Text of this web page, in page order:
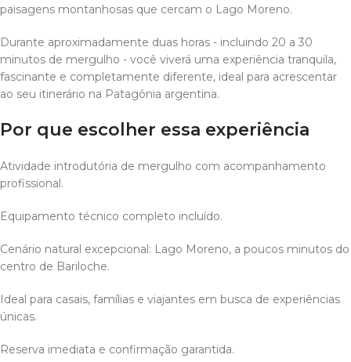
paisagens montanhosas que cercam o Lago Moreno.
Durante aproximadamente duas horas - incluindo 20 a 30
minutos de mergulho - você viverá uma experiência tranquila,
fascinante e completamente diferente, ideal para acrescentar
ao seu itinerário na Patagônia argentina.
Por que escolher essa experiência
Atividade introdutória de mergulho com acompanhamento
profissional.
Equipamento técnico completo incluído.
Cenário natural excepcional: Lago Moreno, a poucos minutos do
centro de Bariloche.
Ideal para casais, famílias e viajantes em busca de experiências
únicas.
Reserva imediata e confirmação garantida.